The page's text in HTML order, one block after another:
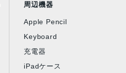
周辺機器
Apple Pencil
Keyboard
充電器
iPadケース